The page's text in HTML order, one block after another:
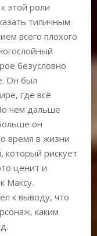
этой роли
типичным
всего плохого
безусловно
Он был
где всё
чем дальше
он
время в жизни
который рискует
ценит и
Максу.
к выводу, что
каким